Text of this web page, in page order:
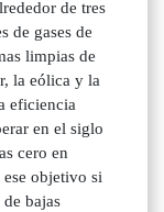
de tres
de gases de
limpias de
la eólica y la
eficiencia
en el siglo
cero en
objetivo si
bajas